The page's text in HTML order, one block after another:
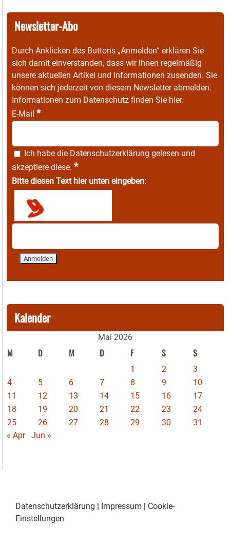
Newsletter-Abo
Durch Anklicken des Buttons „Anmelden“ erklären Sie
sich damit einverstanden, dass wir Ihnen regelmäßig
unsere aktuellen Artikel und Informationen zusenden. Sie
können sich jederzeit von diesem Newsletter abmelden.
Informationen zum Datenschutz finden Sie hier.
E-Mail *
Ich habe die Datenschutzerklärung gelesen und
akzeptiere diese. *
Bitte diesen Text hier unten eingeben:
Kalender
Mai 2026
M D M D F S S
1 2
3
4
5 6 7 8 9
10
11
12 13 14 15 16
17
18
19 20 21 22 23
24
25
26 27 28 29 30
31
« Apr
Jun »
Datenschutzerklärung | Impressum | Cookie-
Einstellungen